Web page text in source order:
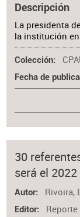
Descripción
La presidenta
la institución en
Colección
Fecha de
30
será el 2022
Autor Rivoira,
Editor